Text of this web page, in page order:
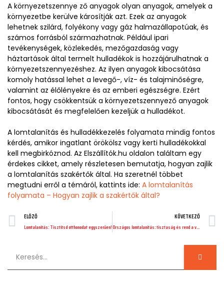
A környezetszennye ző anyagok olyan anyagok, amelyek a
környezetbe kerülve károsítják azt. Ezek az anyagok
lehetnek szilárd, folyékony vagy gáz halmazállapotúak, és
számos forrásból származhatnak. Például ipari
tevékenységek, közlekedés, mezőgazdaság vagy
háztartások által termelt hulladékok is hozzájárulhatnak a
környezetszennyezéshez. Az ilyen anyagok kibocsátása
komoly hatással lehet a levegő-, víz- és talajminőségre,
valamint az élőlényekre és az emberi egészségre. Ezért
fontos, hogy csökkentsük a környezetszennyező anyagok
kibocsátását és megfelelően kezeljük a hulladékot.
A lomtalanítás és hulladékkezelés folyamata mindig fontos
kérdés, amikor ingatlant örökölsz vagy kerti hulladékokkal
kell megbirkóznod. Az Elszállítók.hu oldalon találtam egy
érdekes cikket, amely részletesen bemutatja, hogyan zajlik
a lomtalanítás szakértők által. Ha szeretnél többet
megtudni erről a témáról, kattints ide: A lomtalanítás
folyamata – Hogyan zajlik a szakértők által?
ELŐZŐ
Lomtalanítás: Tisztítsd otthonodat egyszerűen!
KÖVETKEZŐ
Országos lomtalanítás: tisztaság és rend a városokban.